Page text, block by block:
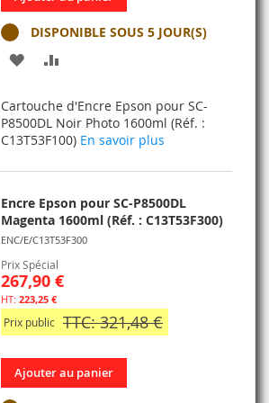
DISPONIBLE SOUS 5 JOUR(S)
AJOUTER
MA
COMPARATEUR
Cartouche d'Encre Epson pour SC-
P8500DL Noir Photo 1600ml (Réf. :
C13T53F100) En savoir plus
Encre Epson pour SC-P8500DL
Magenta 1600ml (Réf. : C13T53F300)
ENC/E/C13T53F300
Prix Spécial
267,90 €
223,25 €
Prix public TTC: 321,48 €
Ajouter au panier